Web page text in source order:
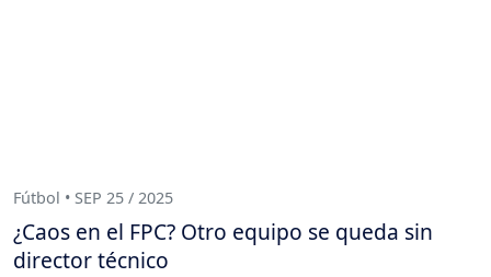
Fútbol • SEP 25 / 2025
¿Caos en el FPC? Otro equipo se queda sin
director técnico